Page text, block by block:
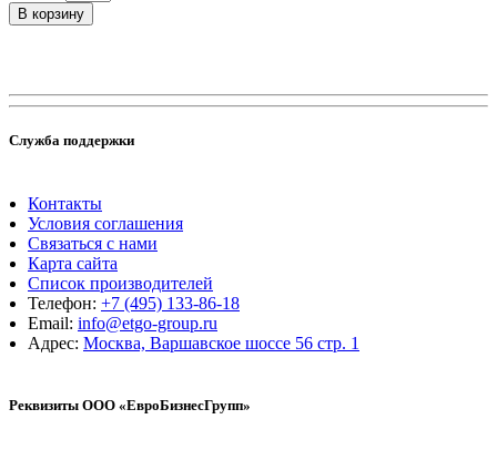
В корзину
Служба поддержки
Контакты
Условия соглашения
Связаться с нами
Карта сайта
Список производителей
Телефон: +7 (495) 133-86-18
Email: info@etgo-group.ru
Адрес: Москва, Варшавское шоссе 56 стр. 1
Реквизиты ООО «ЕвроБизнесГрупп»